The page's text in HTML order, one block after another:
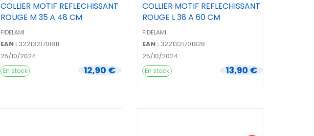
COLLIER MOTIF REFLECHISSANT
ROUGE M 35 A 48 CM
FIDELAMI
EAN : 3221321701811
25/10/2024
12,90 €
En stock
COLLIER MOTIF REFLECHISSANT
ROUGE L 38 A 60 CM
FIDELAMI
EAN : 3221321701828
25/10/2024
13,90 €
En stock